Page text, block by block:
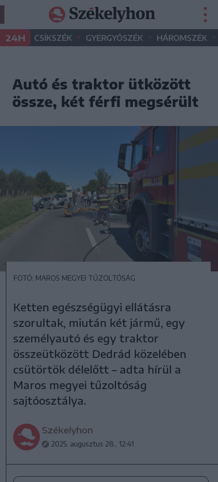
24H CSÍKSZÉK • GYERGYÓSZÉK • HÁROMSZÉK •
Autó és traktor ütközött
össze, két férfi megsérült
FOTÓ: MAROS MEGYEI TŰZOLTÓSÁG
Ketten egészségügyi ellátásra
szorultak, miután két jármű, egy
személyautó és egy traktor
összeütközött Dedrád közelében
csütörtök délelőtt – adta hírül a
Maros megyei tűzoltóság
sajtóosztálya.
Székelyhon
2025. augusztus 28., 12:41